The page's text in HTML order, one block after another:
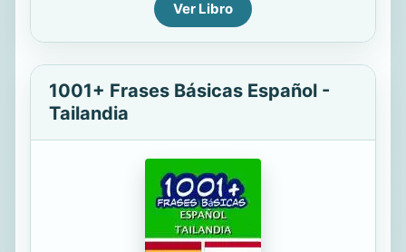
Ver Libro
1001+ Frases Básicas Español -
Tailandia